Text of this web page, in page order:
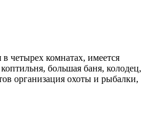
четырех комнатах, имеется
большая баня, колодец,
организация охоты и рыбалки,